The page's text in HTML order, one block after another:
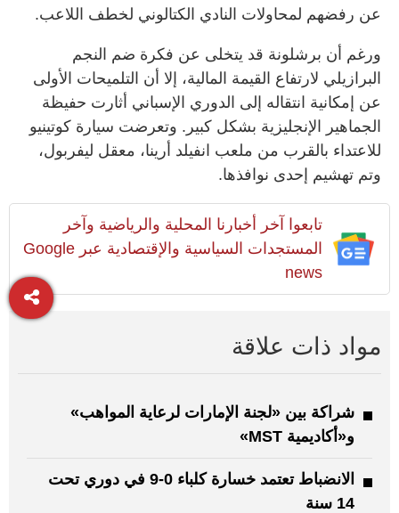
عن رفضهم لمحاولات النادي الكتالوني لخطف اللاعب.
ورغم أن برشلونة قد يتخلى عن فكرة ضم النجم
البرازيلي لارتفاع القيمة المالية، إلا أن التلميحات الأولى
عن إمكانية انتقاله إلى الدوري الإسباني أثارت حفيظة
الجماهير الإنجليزية بشكل كبير. وتعرضت سيارة كوتينيو
للاعتداء بالقرب من ملعب انفيلد أرينا، معقل ليفربول،
وتم تهشيم إحدى نوافذها.
تابعوا آخر أخبارنا المحلية والرياضية وآخر
المستجدات السياسية والإقتصادية عبر Google
news
مواد ذات علاقة
شراكة بين «لجنة الإمارات لرعاية المواهب»
و«أكاديمية MST»
الانضباط تعتمد خسارة كلباء 0-9 في دوري تحت
14 سنة